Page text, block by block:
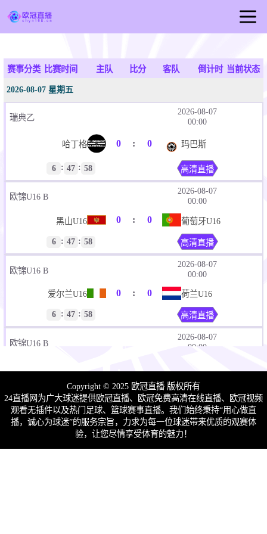
欧冠直播
足球直播
赛事分类 比赛时间 主队 比分 客队 倒计时 当前状态
2026-08-07 星期五
瑞典乙
2026-08-07
00:00
哈丁格 0 : 0 玛巴斯
6 : 47 : 58 高清直播
欧锦U16 B
2026-08-07
00:00
黑山U16 0 : 0 葡萄牙U16
6 : 47 : 58 高清直播
欧锦U16 B
2026-08-07
00:00
爱尔兰U16 0 : 0 荷兰U16
6 : 47 : 58 高清直播
欧锦U16 B
2026-08-07
00:00
塞浦路斯U16 北马其顿U16
6 : 47 : 58 高清直播
欧锦U16 B
2026-08-07
00:00
冰岛U16 0 : 0 乌克兰U16
Copyright © 2025 欧冠直播 版权所有
24直播网为广大球迷提供欧冠直播、欧冠免费高清在线直播、欧冠视频
观看无插件以及热门足球、篮球赛事直播。我们始终秉持“用心做直
播，诚心为球迷”的服务宗旨，力求为每一位球迷带来优质的观赛体
验，让您尽情享受体育的魅力！